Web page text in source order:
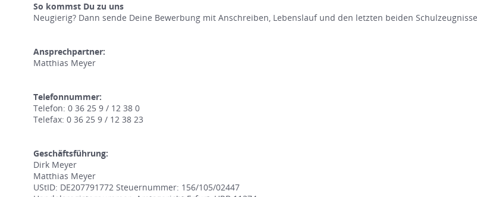
So kommst Du zu uns
Neugierig? Dann sende Deine Bewerbung mit Anschreiben, Lebenslauf und den letzten beiden
Ansprechpartner:
Matthias Meyer
Telefonnummer:
Telefon: 0 36 25 9 / 12 38 0
Telefax: 0 36 25 9 / 12 38 23
Geschäftsführung:
Dirk Meyer
Matthias Meyer
UStID: DE207791772 Steuernummer: 156/105/02447